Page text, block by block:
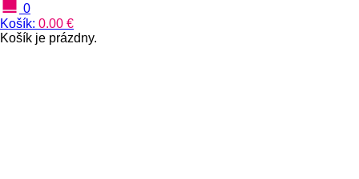
0
Košík: 0.00 €
Košík je prázdny.